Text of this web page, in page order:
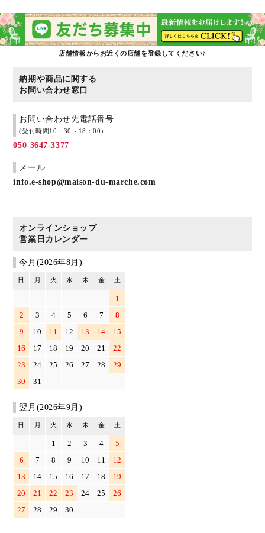
店舗情報からお近くの店舗を登録してください♪
納期や商品に関する
お問い合わせ窓口
お問い合わせ先電話番号
(受付時間10：30～18：00）
050-3647-3377
メール
info.e-shop@maison-du-marche.com
オンラインショップ
営業日カレンダー
今月(2026年8月)
日 月 火 水 木 金 土
1
2
3 4 5 6 7
8
9
10 11 12 13 14
15
16
17 18 19 20 21
22
23
24 25 26 27 28
29
30
31
翌月(2026年9月)
日 月 火 水 木 金 土
1 2 3 4
5
6
7 8 9 10 11
12
13
14 15 16 17 18
19
20
21 22 23 24 25
26
27
28 29 30